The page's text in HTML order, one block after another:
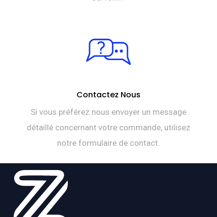
Contactez Nous
Si vous préférez nous envoyer un message
détaillé concernant votre commande, utilisez
notre formulaire de contact.